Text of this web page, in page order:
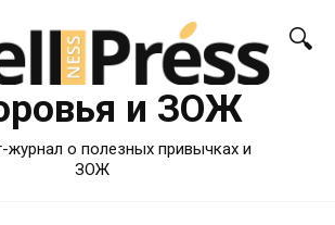
и ЗОЖ
журнал о полезных привычках и
ЗОЖ